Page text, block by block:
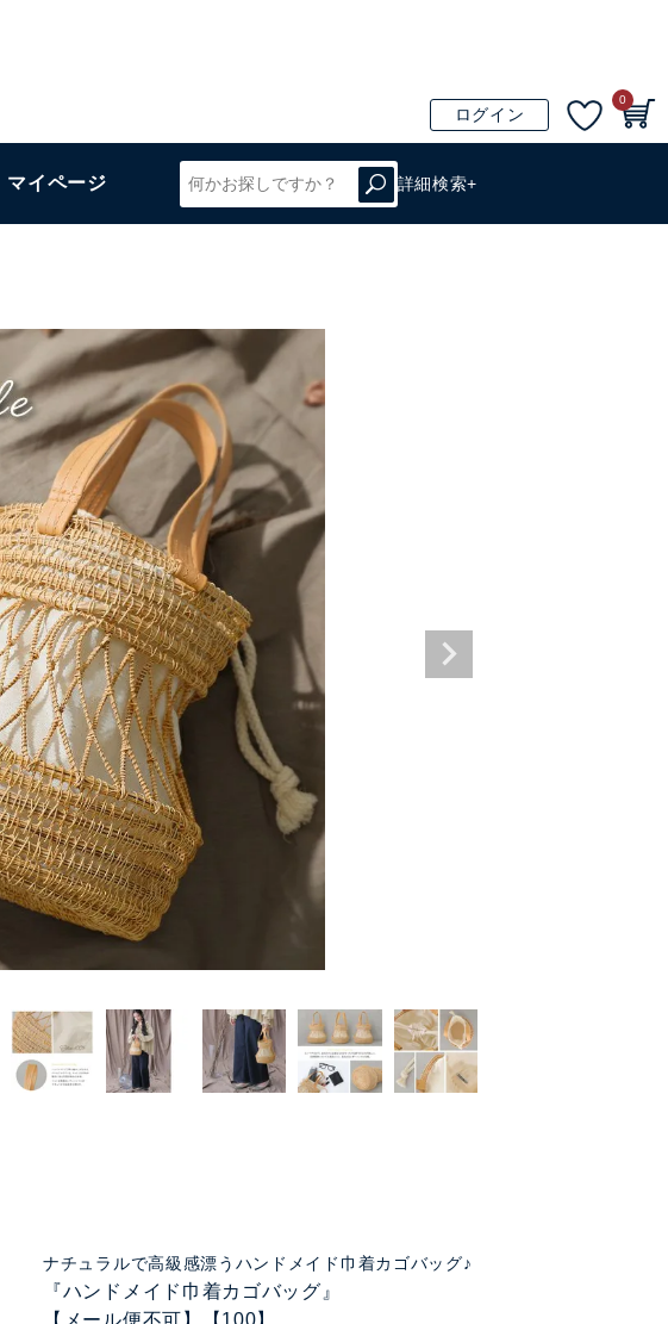
ログイン
0
マイページ 詳細検索+
ナチュラルで高級感漂うハンドメイド巾着カゴバッグ♪
『ハンドメイド巾着カゴバッグ』
【メール便不可】【100】